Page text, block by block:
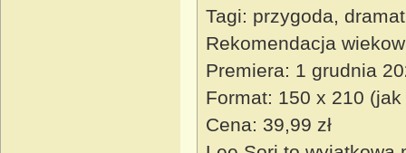
Tagi: przygoda,
Rekomendacja
Premiera: 1 grudnia
Format: 150 x 210
Cena: 39,99 zł